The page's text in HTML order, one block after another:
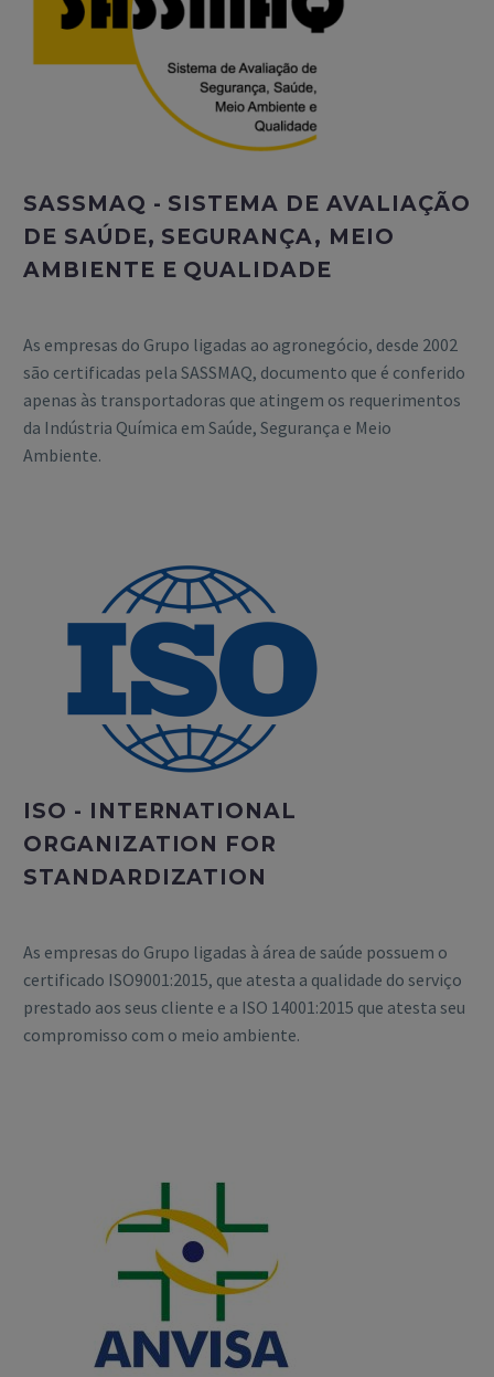
SASSMAQ - SISTEMA DE AVALIAÇÃO
DE SAÚDE, SEGURANÇA, MEIO
AMBIENTE E QUALIDADE
As empresas do Grupo ligadas ao agronegócio, desde 2002
são certificadas pela SASSMAQ, documento que é conferido
apenas às transportadoras que atingem os requerimentos
da Indústria Química em Saúde, Segurança e Meio
Ambiente.
ISO - INTERNATIONAL
ORGANIZATION FOR
STANDARDIZATION
As empresas do Grupo ligadas à área de saúde possuem o
certificado ISO9001:2015, que atesta a qualidade do serviço
prestado aos seus cliente e a ISO 14001:2015 que atesta seu
compromisso com o meio ambiente.